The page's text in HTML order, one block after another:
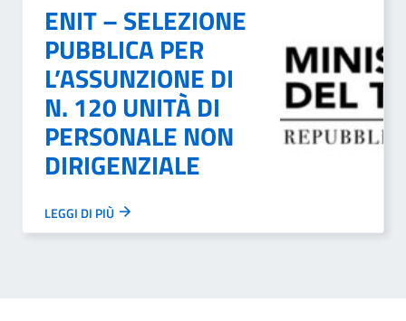
ENIT – SELEZIONE
PUBBLICA PER
L’ASSUNZIONE DI
N. 120 UNITÀ DI
PERSONALE NON
DIRIGENZIALE
LEGGI DI PIÙ